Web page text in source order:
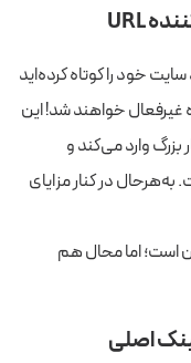
خود را کوتاه کرده‌اید
خواهند شد! این
وارد می‌کند و
به‌هرحال در کنار مزایای
است؛ اما محال هم